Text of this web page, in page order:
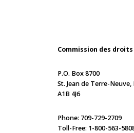
Commission des
P.O. Box 8700
St. Jean de Terre-Neuve,
A1B 4J6
Phone: 709-729-2709
Toll-Free: 1-800-563-